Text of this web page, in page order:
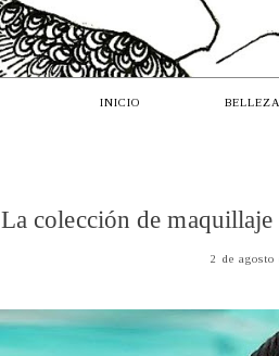
INICIO BELLEZA
La colección de
2 de agosto